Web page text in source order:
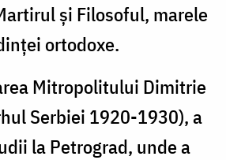
și Filosoful, marele
ortodoxe.
Mitropolitului Dimitrie
Serbiei 1920-1930), a
la Petrograd, unde a